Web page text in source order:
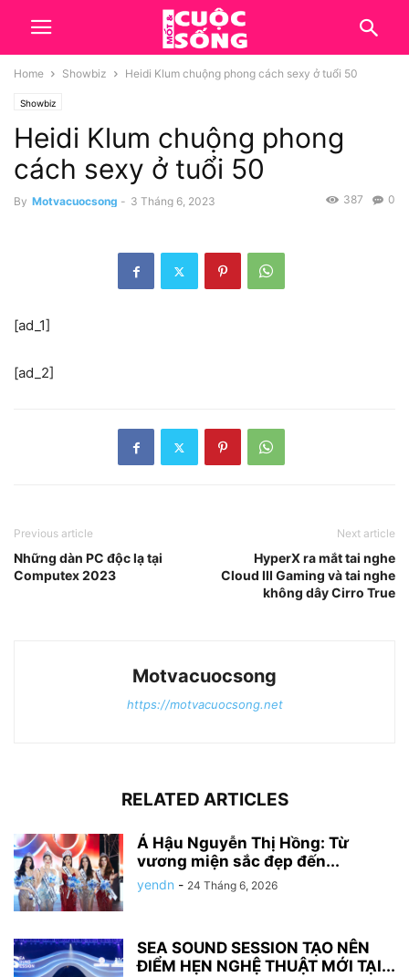
Home Showbiz Heidi Klum chuộng phong cách sexy ở tuổi 50
Showbiz
Heidi Klum chuộng phong
cách sexy ở tuổi 50
By Motvacuocsong - 3 Tháng 6, 2023 0
387
[ad_1]
[ad_2]
Previous article
Những dàn PC độc lạ tại
Computex 2023
Next article
HyperX ra mắt tai nghe
Cloud III Gaming và tai nghe
không dây Cirro True
Motvacuocsong
https://motvacuocsong.net
RELATED ARTICLES
Á Hậu Nguyễn Thị Hồng: Từ
vương miện sắc đẹp đến...
yendn - 24 Tháng 6, 2026
SEA SOUND SESSION TẠO NÊN
ĐIỂM HẸN NGHỆ THUẬT MỚI TẠI...